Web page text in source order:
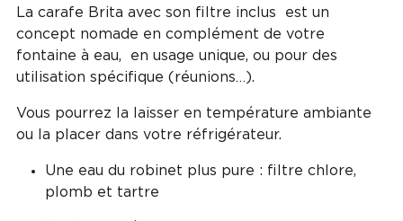
La carafe Brita avec son filtre inclus est un
concept nomade en complément de votre
fontaine à eau, en usage unique, ou pour des
utilisation spécifique (réunions…).
Vous pourrez la laisser en température ambiante
ou la placer dans votre réfrigérateur.
Une eau du robinet plus pure : filtre chlore,
plomb et tartre